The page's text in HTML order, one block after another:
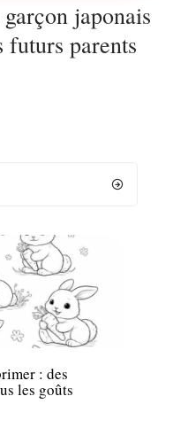
japonais
parents
: des
les goûts